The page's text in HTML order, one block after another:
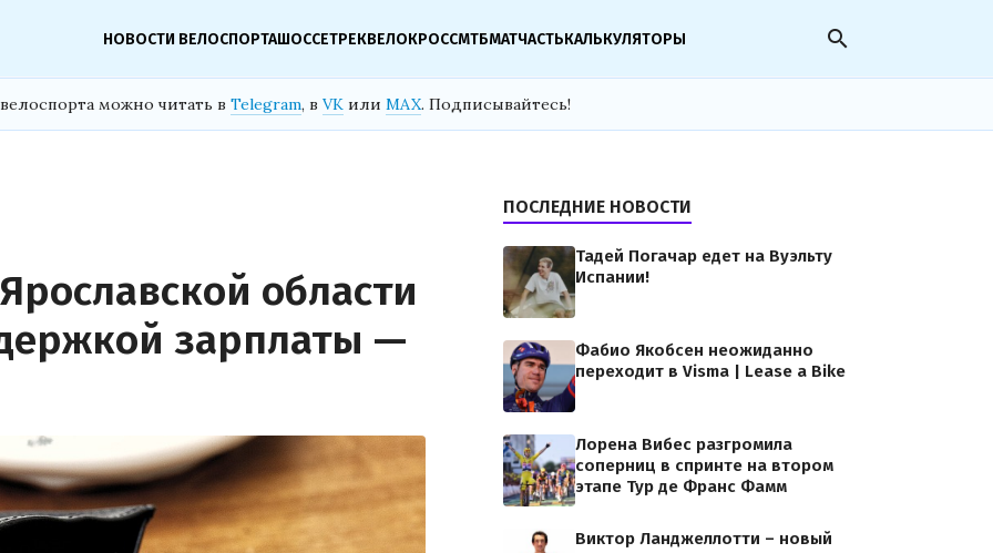
НОВОСТИ ВЕЛОСПОРТАШОССЕТРЕКВЕЛОКРОССМТБМАТЧАСТЬКАЛЬКУЛЯТОРЫ search
можно читать в Telegram, в VK или MAX. Подписывайтесь!
области
зарплаты —
ПОСЛЕДНИЕ НОВОСТИ
Тадей Погачар едет на Вуэльту
Испании!
Фабио Якобсен неожиданно
переходит в Visma | Lease a Bike
Лорена Вибес разгромила
соперниц в спринте на втором
этапе Тур де Франс Фамм
Виктор Ланджеллотти – новый